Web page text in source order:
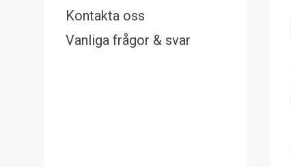
Kontakta oss
Vanliga frågor & svar